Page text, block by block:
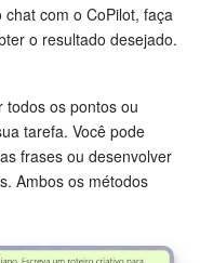
chat com o CoPilot, faça
o resultado desejado.
todos os pontos ou
tarefa. Você pode
frases ou desenvolver
Ambos os métodos